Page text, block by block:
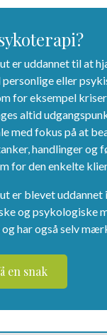
er uddannet til at
personlige eller
for eksempel
altid
med fokus på at
handlinger og
for den enkelte
er blevet uddannet
og psykologiske
har også selv
en snak